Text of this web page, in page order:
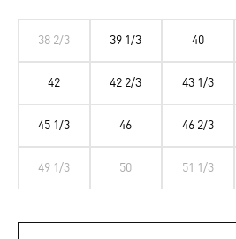
38 2/3 39 1/3 40
42 42 2/3 43 1/3
45 1/3 46 46 2/3
49 1/3 50 51 1/3